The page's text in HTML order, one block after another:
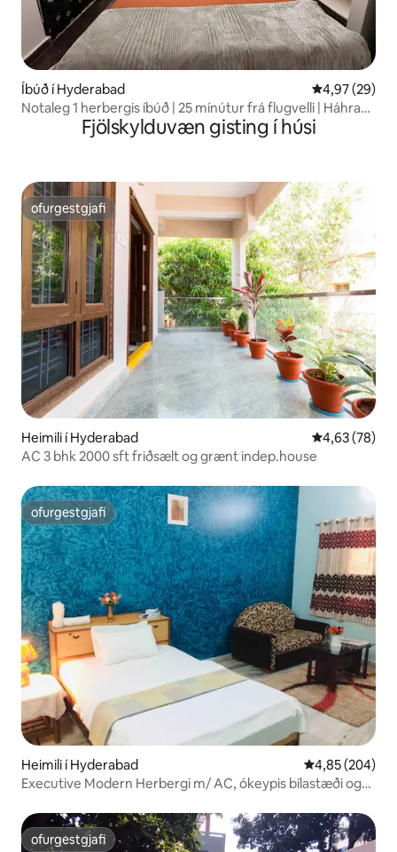
Íbúð í Hyderabad 4,97 af 5 í
4,97 (29)
Notaleg 1 herbergis íbúð | 25 mínútur frá flugvelli | Háhraða
þráðlaust netFjölskylduvæn gisting í húsi
ofurgestgjafi
ofurgestgjafi
Heimili í Hyderabad 4,63 af 5 í
4,63 (78)
AC 3 bhk 2000 sft friðsælt og grænt indep.house
ofurgestgjafi
ofurgestgjafi
Heimili í Hyderabad 4,85 af 5 í
4,85 (204)
Executive Modern Herbergi m/ AC, ókeypis bílastæði og
ofurgestgjafi
ofurgestgjafi